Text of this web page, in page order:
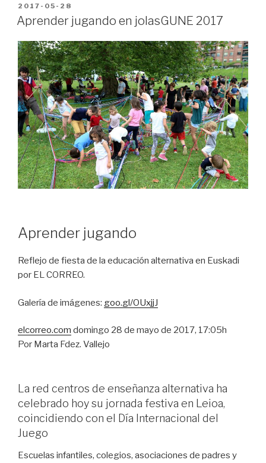
PUBLICADO
EN
2017-05-28
Aprender jugando en jolasGUNE 2017
Aprender jugando
Reflejo de fiesta de la educación alternativa en Euskadi
por EL CORREO.
Galería de imágenes: goo.gl/OUxjjJ
elcorreo.com domingo 28 de mayo de 2017, 17:05h
Por Marta Fdez. Vallejo
La red centros de enseñanza alternativa ha
celebrado hoy su jornada festiva en Leioa,
coincidiendo con el Día Internacional del
Juego
Escuelas infantiles, colegios, asociaciones de padres y